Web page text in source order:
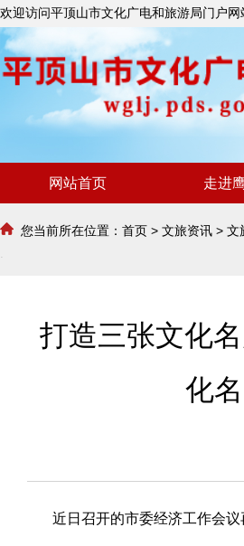
欢迎访问平顶山市文化广电和旅游局门户网
网站首页 走进
您当前所在位置： 首页 > 文旅资讯 > 文
打造三张文化
化
近日召开的市委经济工作会